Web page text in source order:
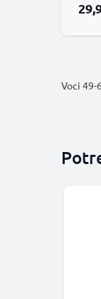
Voci 49-